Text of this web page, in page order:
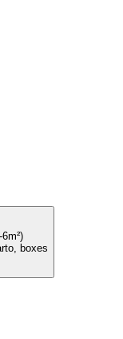
boxes